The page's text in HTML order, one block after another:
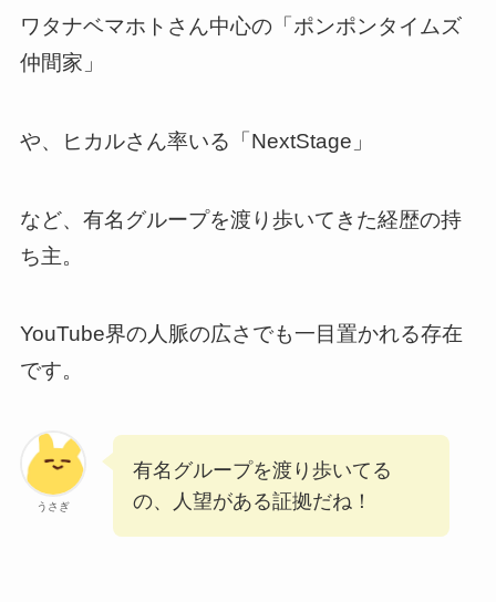
ワタナベマホトさん中心の「ポンポンタイムズ
仲間家」
や、ヒカルさん率いる「NextStage」
など、有名グループを渡り歩いてきた経歴の持
ち主。
YouTube界の人脈の広さでも一目置かれる存在
です。
うさぎ
有名グループを渡り歩いてる
の、人望がある証拠だね！